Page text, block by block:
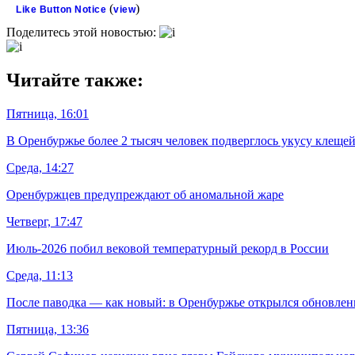
Like Button Notice (view)
Поделитесь этой новостью:
Читайте также:
Пятница, 16:01
В Оренбуржье более 2 тысяч человек подверглось укусу клещей
Среда, 14:27
Оренбуржцев предупреждают об аномальной жаре
Четверг, 17:47
Июль-2026 побил вековой температурный рекорд в России
Среда, 11:13
После паводка — как новый: в Оренбуржье открылся
Пятница, 13:36